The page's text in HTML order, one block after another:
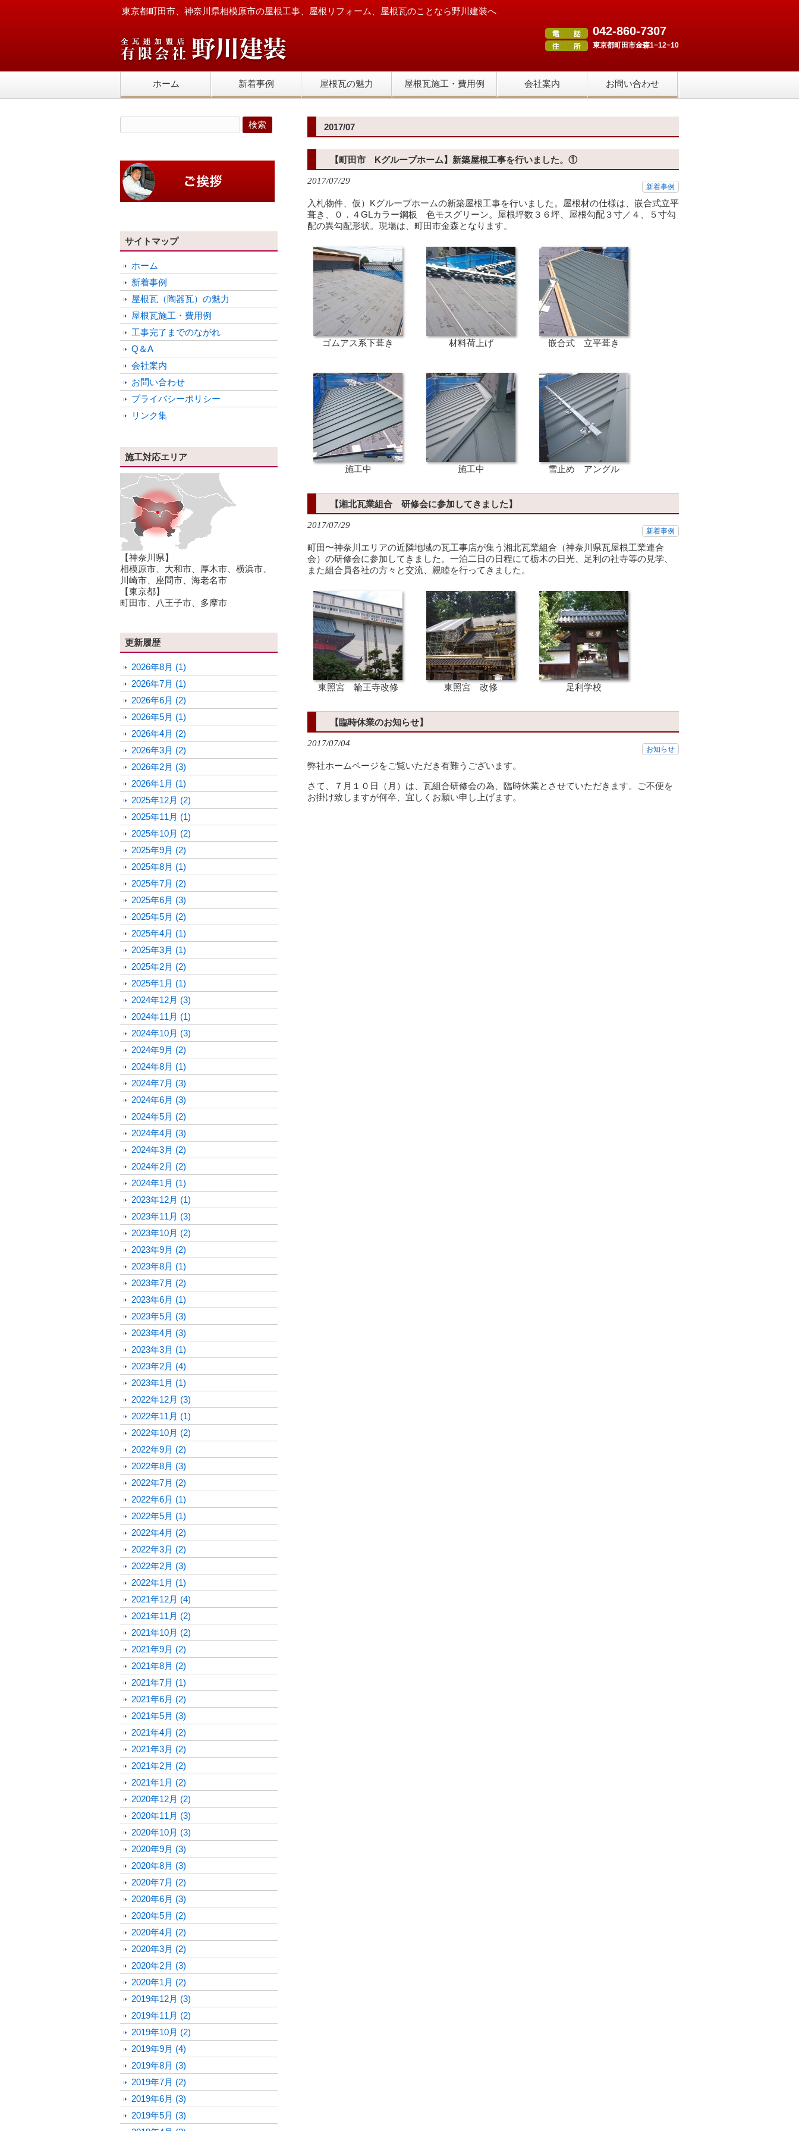
東京都町田市、神奈川県相模原市の屋根工事、屋根リフォーム、屋根瓦のことなら野川建装へ
042-860-7307
東京都町田市金森1−12−10
ホーム 新着事例 屋根瓦の魅力 屋根瓦施工・費用例 会社案内 お問い合わせ
2017/07
【町田市 Kグループホーム】新築屋根工事を行いました。①
2017/07/29
新着事例
入札物件、仮）Kグループホームの新築屋根工事を行いました。屋根材の仕様は、嵌合式立平
葺き、０．４GLカラー鋼板 色モスグリーン。屋根坪数３６坪、屋根勾配３寸／４、５寸勾
配の異勾配形状。現場は、町田市金森となります。
ゴムアス系下葺き 材料荷上げ 嵌合式 立平葺き
施工中 施工中 雪止め アングル
【湘北瓦業組合 研修会に参加してきました】
2017/07/29
新着事例
町田〜神奈川エリアの近隣地域の瓦工事店が集う湘北瓦業組合（神奈川県瓦屋根工業連合
会）の研修会に参加してきました。一泊二日の日程にて栃木の日光、足利の社寺等の見学、
また組合員各社の方々と交流、親睦を行ってきました。
東照宮 輪王寺改修 東照宮 改修 足利学校
【臨時休業のお知らせ】
2017/07/04
お知らせ
弊社ホームページをご覧いただき有難うございます。
さて、７月１０日（月）は、瓦組合研修会の為、臨時休業とさせていただきます。ご不便を
お掛け致しますが何卒、宜しくお願い申し上げます。
サイトマップ
ホーム
新着事例
屋根瓦（陶器瓦）の魅力
屋根瓦施工・費用例
工事完了までのながれ
Q＆A
会社案内
お問い合わせ
プライバシーポリシー
リンク集
施工対応エリア
【神奈川県】
相模原市、大和市、厚木市、横浜市、
川崎市、座間市、海老名市
【東京都】
町田市、八王子市、多摩市
更新履歴
2026年8月 (1)
2026年7月 (1)
2026年6月 (2)
2026年5月 (1)
2026年4月 (2)
2026年3月 (2)
2026年2月 (3)
2026年1月 (1)
2025年12月 (2)
2025年11月 (1)
2025年10月 (2)
2025年9月 (2)
2025年8月 (1)
2025年7月 (2)
2025年6月 (3)
2025年5月 (2)
2025年4月 (1)
2025年3月 (1)
2025年2月 (2)
2025年1月 (1)
2024年12月 (3)
2024年11月 (1)
2024年10月 (3)
2024年9月 (2)
2024年8月 (1)
2024年7月 (3)
2024年6月 (3)
2024年5月 (2)
2024年4月 (3)
2024年3月 (2)
2024年2月 (2)
2024年1月 (1)
2023年12月 (1)
2023年11月 (3)
2023年10月 (2)
2023年9月 (2)
2023年8月 (1)
2023年7月 (2)
2023年6月 (1)
2023年5月 (3)
2023年4月 (3)
2023年3月 (1)
2023年2月 (4)
2023年1月 (1)
2022年12月 (3)
2022年11月 (1)
2022年10月 (2)
2022年9月 (2)
2022年8月 (3)
2022年7月 (2)
2022年6月 (1)
2022年5月 (1)
2022年4月 (2)
2022年3月 (2)
2022年2月 (3)
2022年1月 (1)
2021年12月 (4)
2021年11月 (2)
2021年10月 (2)
2021年9月 (2)
2021年8月 (2)
2021年7月 (1)
2021年6月 (2)
2021年5月 (3)
2021年4月 (2)
2021年3月 (2)
2021年2月 (2)
2021年1月 (2)
2020年12月 (2)
2020年11月 (3)
2020年10月 (3)
2020年9月 (3)
2020年8月 (3)
2020年7月 (2)
2020年6月 (3)
2020年5月 (2)
2020年4月 (2)
2020年3月 (2)
2020年2月 (3)
2020年1月 (2)
2019年12月 (3)
2019年11月 (2)
2019年10月 (2)
2019年9月 (4)
2019年8月 (3)
2019年7月 (2)
2019年6月 (3)
2019年5月 (3)